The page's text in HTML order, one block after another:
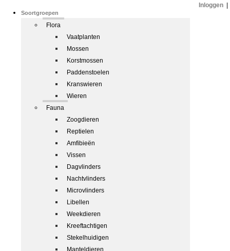
Soortgroepen
Flora
Vaatplanten
Mossen
Korstmossen
Paddenstoelen
Kranswieren
Wieren
Fauna
Zoogdieren
Reptielen
Amfibieën
Vissen
Dagvlinders
Nachtvlinders
Microvlinders
Libellen
Weekdieren
Kreeftachtigen
Stekelhuidigen
Manteldieren
Inloggen